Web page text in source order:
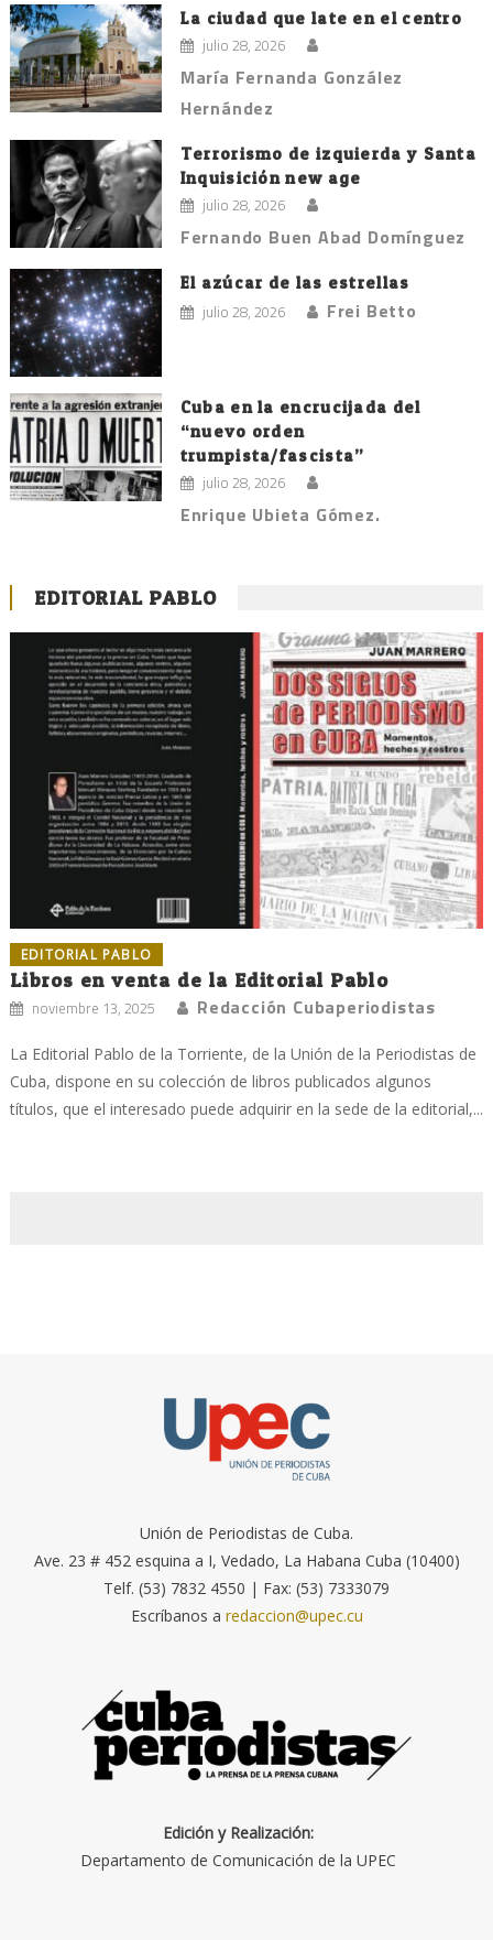
La ciudad que late en el centro
julio 28, 2026
María Fernanda González
Hernández
Terrorismo de izquierda y Santa
Inquisición new age
julio 28, 2026
Fernando Buen Abad Domínguez
El azúcar de las estrellas
julio 28, 2026 Frei Betto
Cuba en la encrucijada del
“nuevo orden
trumpista/fascista”
julio 28, 2026
Enrique Ubieta Gómez.
EDITORIAL PABLO
EDITORIAL PABLO
Libros en venta de la Editorial Pablo
noviembre 13, 2025 Redacción Cubaperiodistas
La Editorial Pablo de la Torriente, de la Unión de la Periodistas de
Cuba, dispone en su colección de libros publicados algunos
títulos, que el interesado puede adquirir en la sede de la editorial,...
Unión de Periodistas de Cuba.
Ave. 23 # 452 esquina a I, Vedado, La Habana Cuba (10400)
Telf. (53) 7832 4550 | Fax: (53) 7333079
Escríbanos a redaccion@upec.cu
Edición y Realización:
Departamento de Comunicación de la UPEC